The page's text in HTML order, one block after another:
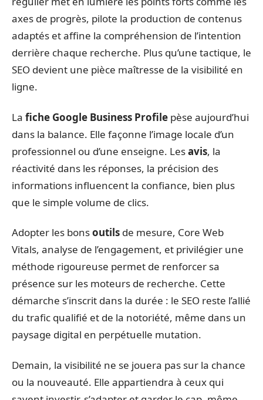
axes de progrès, pilote la production de contenus
adaptés et affine la compréhension de l’intention
derrière chaque recherche. Plus qu’une tactique, le
SEO devient une pièce maîtresse de la visibilité en
ligne.
La fiche Google Business Profile pèse aujourd’hui
dans la balance. Elle façonne l’image locale d’un
professionnel ou d’une enseigne. Lesavis, la
réactivité dans les réponses, la précision des
informations influencent la confiance, bien plus
que le simple volume de clics.
Adopter les bonsoutils de mesure, Core Web
Vitals, analyse de l’engagement, et privilégier une
méthode rigoureuse permet de renforcer sa
présence sur les moteurs de recherche. Cette
démarche s’inscrit dans la durée : le SEO reste l’allié
du trafic qualifié et de la notoriété, même dans un
paysage digital en perpétuelle mutation.
Demain, la visibilité ne se jouera pas sur la chance
ou la nouveauté. Elle appartiendra à ceux qui